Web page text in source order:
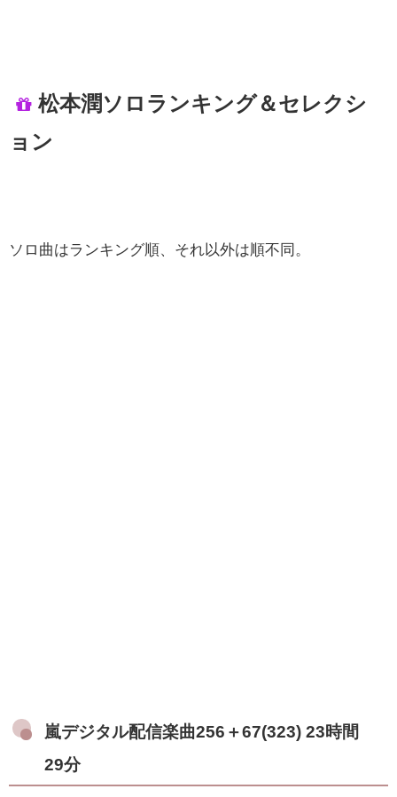
松本潤ソロランキング＆セレクシ
ョン
ソロ曲はランキング順、それ以外は順不同。
嵐デジタル配信楽曲256＋67(323) 23時間
29分